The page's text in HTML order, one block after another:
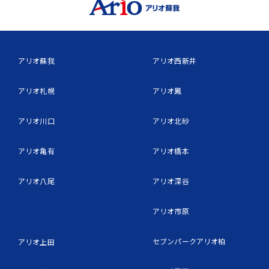
アリオ蘇我
アリオ札幌
アリオ川口
アリオ亀有
アリオ八尾
アリオ上田
アリオ西新井
アリオ鳳
アリオ北砂
アリオ橋本
アリオ深谷
アリオ市原
セブンパークアリオ柏